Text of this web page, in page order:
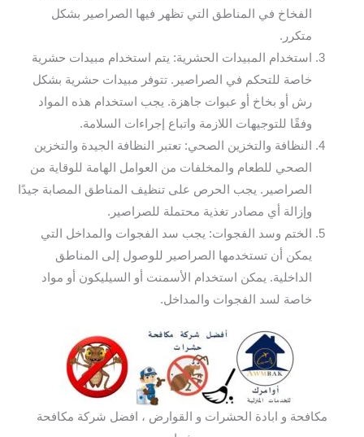
الفخاخ في المناطق التي تظهر فيها الصراصير بشكل
متكرر.
استخدام المبيدات الحشرية: يتم استخدام مبيدات حشرية
خاصة للتحكم في الصراصير. تتوفر مبيدات حشرية بشكل
رش أو بخاخ أو عبوات جاهزة. يجب استخدام هذه المواد
وفقًا للتوجيهات اللازمة واتباع إجراءات السلامة.
النظافة والتخزين الصحي: تعتبر النظافة الجيدة والتخزين
الصحي للطعام والمخلفات من العوامل الهامة للوقاية من
الصراصير. يجب الحرص على تنظيف المناطق المصابة جيدًا
وإزالة أي مصادر تغذية محتملة للصراصير.
الختم وسد الفجوات: يجب سد الفجوات والمداخل التي
يمكن أن تستخدمها الصراصير للوصول إلى المناطق
الداخلية. يمكن استخدام الأسمنت أو السيليكون أو مواد
خاصة لسد الفجوات والمداخل.
مكافحة و ابادة الحشرات و القوارض ، افضل شركة مكافحة